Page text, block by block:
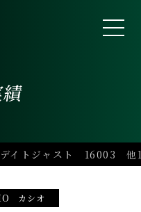
イトジャスト 16003 他
カシオ